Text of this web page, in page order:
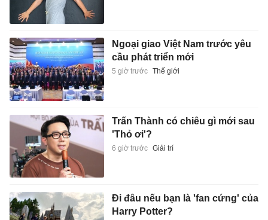
Ngoại giao Việt Nam trước yêu
cầu phát triển mới
5 giờ trước Thế giới
Trấn Thành có chiêu gì mới sau
'Thỏ ơi'?
6 giờ trước Giải trí
Đi đâu nếu bạn là 'fan cứng' của
Harry Potter?